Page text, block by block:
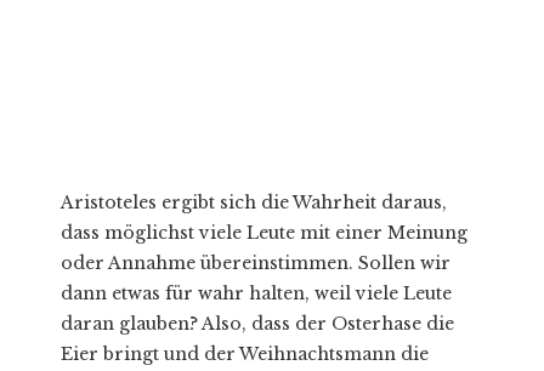
Aristoteles ergibt sich die Wahrheit daraus,
dass möglichst viele Leute mit einer Meinung
oder Annahme übereinstimmen. Sollen wir
dann etwas für wahr halten, weil viele Leute
daran glauben? Also, dass der Osterhase die
Eier bringt und der Weihnachtsmann die